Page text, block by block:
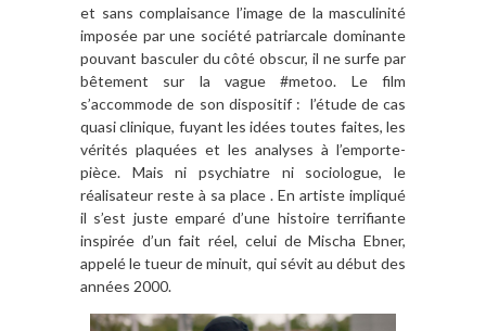
et sans complaisance l’image de la masculinité
imposée par une société patriarcale dominante
pouvant basculer du côté obscur, il ne surfe par
bêtement sur la vague #metoo. Le film
s’accommode de son dispositif : l’étude de cas
quasi clinique, fuyant les idées toutes faites, les
vérités plaquées et les analyses à l’emporte-
pièce. Mais ni psychiatre ni sociologue, le
réalisateur reste à sa place . En artiste impliqué
il s’est juste emparé d’une histoire terrifiante
inspirée d’un fait réel, celui de Mischa Ebner,
appelé le tueur de minuit, qui sévit au début des
années 2000.